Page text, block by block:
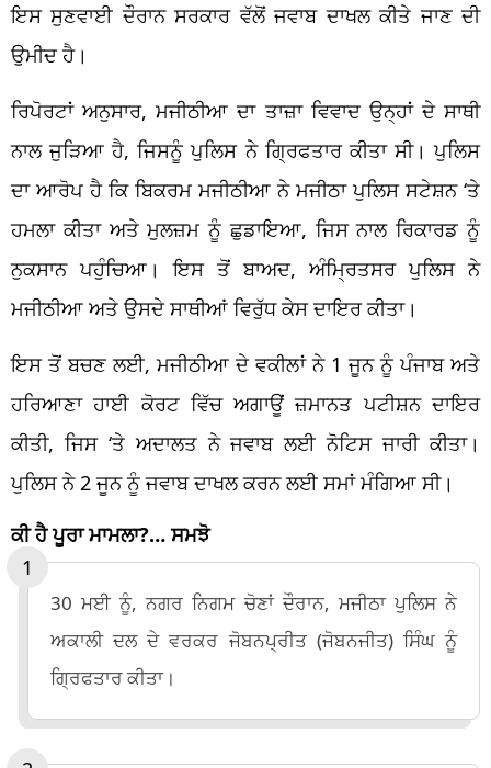
ਇਸ ਸੁਣਵਾਈ ਦੌਰਾਨ ਸਰਕਾਰ ਵੱਲੋਂ ਜਵਾਬ ਦਾਖਲ ਕੀਤੇ ਜਾਣ ਦੀ
ਉਮੀਦ ਹੈ।
ਰਿਪੋਰਟਾਂ ਅਨੁਸਾਰ, ਮਜੀਠੀਆ ਦਾ ਤਾਜ਼ਾ ਵਿਵਾਦ ਉਨ੍ਹਾਂ ਦੇ ਸਾਥੀ
ਨਾਲ ਜੁੜਿਆ ਹੈ, ਜਿਸਨੂੰ ਪੁਲਿਸ ਨੇ ਗ੍ਰਿਫਤਾਰ ਕੀਤਾ ਸੀ। ਪੁਲਿਸ
ਦਾ ਆਰੋਪ ਹੈ ਕਿ ਬਿਕਰਮ ਮਜੀਠੀਆ ਨੇ ਮਜੀਠਾ ਪੁਲਿਸ ਸਟੇਸ਼ਨ ‘ਤੇ
ਹਮਲਾ ਕੀਤਾ ਅਤੇ ਮੁਲਜ਼ਮ ਨੂੰ ਛੁਡਾਇਆ, ਜਿਸ ਨਾਲ ਰਿਕਾਰਡ ਨੂੰ
ਨੁਕਸਾਨ ਪਹੁੰਚਿਆ। ਇਸ ਤੋਂ ਬਾਅਦ, ਅੰਮ੍ਰਿਤਸਰ ਪੁਲਿਸ ਨੇ
ਮਜੀਠੀਆ ਅਤੇ ਉਸਦੇ ਸਾਥੀਆਂ ਵਿਰੁੱਧ ਕੇਸ ਦਾਇਰ ਕੀਤਾ।
ਇਸ ਤੋਂ ਬਚਣ ਲਈ, ਮਜੀਠੀਆ ਦੇ ਵਕੀਲਾਂ ਨੇ 1 ਜੂਨ ਨੂੰ ਪੰਜਾਬ ਅਤੇ
ਹਰਿਆਣਾ ਹਾਈ ਕੋਰਟ ਵਿੱਚ ਅਗਾਊਂ ਜ਼ਮਾਨਤ ਪਟੀਸ਼ਨ ਦਾਇਰ
ਕੀਤੀ, ਜਿਸ ‘ਤੇ ਅਦਾਲਤ ਨੇ ਜਵਾਬ ਲਈ ਨੋਟਿਸ ਜਾਰੀ ਕੀਤਾ।
ਪੁਲਿਸ ਨੇ 2 ਜੂਨ ਨੂੰ ਜਵਾਬ ਦਾਖਲ ਕਰਨ ਲਈ ਸਮਾਂ ਮੰਗਿਆ ਸੀ।
ਕੀ ਹੈ ਪੂਰਾ ਮਾਮਲਾ?… ਸਮਝੋ
30 ਮਈ ਨੂੰ, ਨਗਰ ਨਿਗਮ ਚੋਣਾਂ ਦੌਰਾਨ, ਮਜੀਠਾ ਪੁਲਿਸ ਨੇ
ਅਕਾਲੀ ਦਲ ਦੇ ਵਰਕਰ ਜੋਬਨਪ੍ਰੀਤ (ਜੋਬਨਜੀਤ) ਸਿੰਘ ਨੂੰ
ਗ੍ਰਿਫਤਾਰ ਕੀਤਾ।